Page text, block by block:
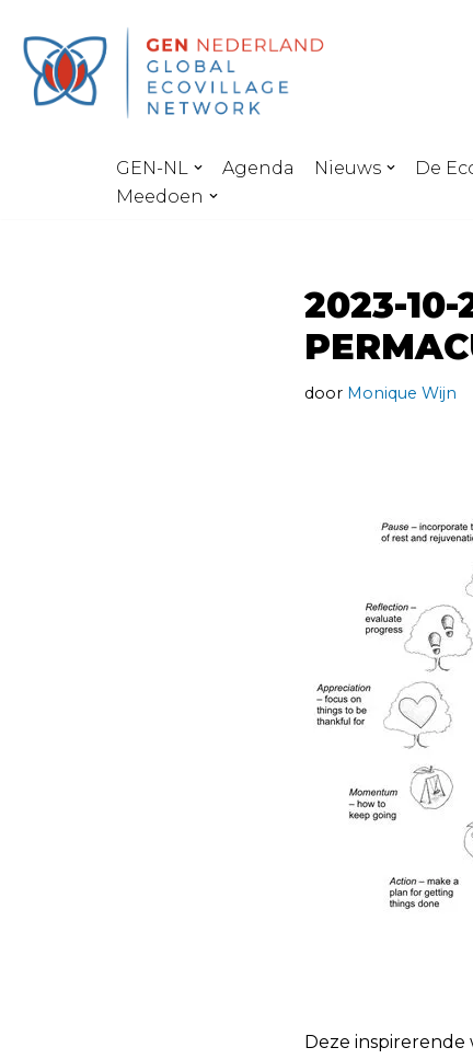
Ga
naar
GEN-NL
Agenda Nieuws De
Meedoen
2023-10-
door Monique Wijn
Deze